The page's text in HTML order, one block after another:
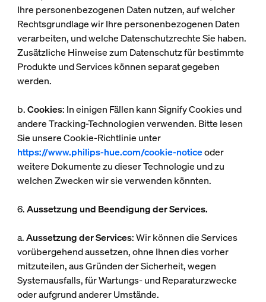
Ihre personenbezogenen Daten nutzen, auf welcher
Rechtsgrundlage wir Ihre personenbezogenen Daten
verarbeiten, und welche Datenschutzrechte Sie haben.
Zusätzliche Hinweise zum Datenschutz für bestimmte
Produkte und Services können separat gegeben
werden.
b.Cookies: In einigen Fällen kann Signify Cookies und
andere Tracking-Technologien verwenden. Bitte lesen
Sie unsere Cookie-Richtlinie unter
https://www.philips-hue.com/cookie-noticeoder
weitere Dokumente zu dieser Technologie und zu
welchen Zwecken wir sie verwenden könnten.
6.Aussetzung und Beendigung der Services.
a.Aussetzung der Services: Wir können die Services
vorübergehend aussetzen, ohne Ihnen dies vorher
mitzuteilen, aus Gründen der Sicherheit, wegen
Systemausfalls, für Wartungs- und Reparaturzwecke
oder aufgrund anderer Umstände.